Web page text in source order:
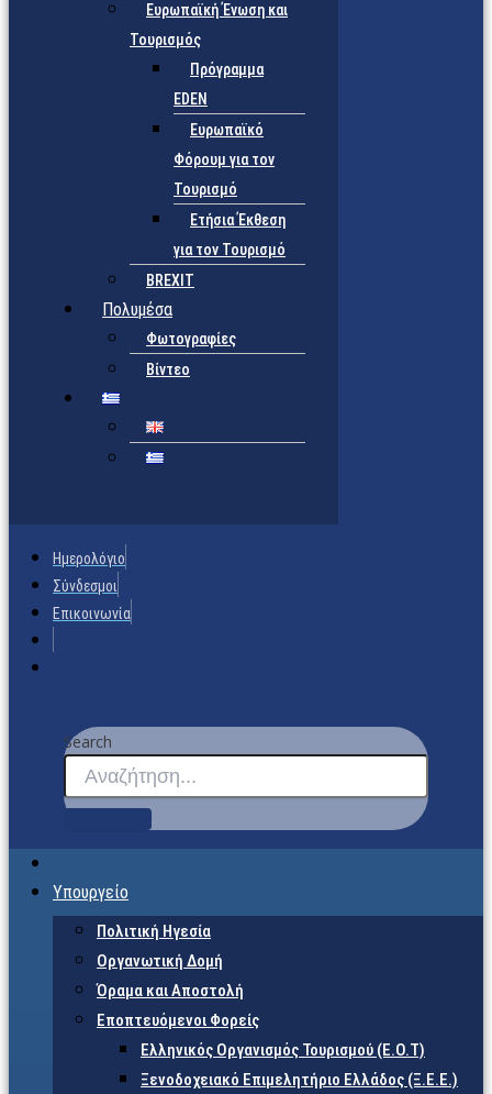
Ευρωπαϊκή Ένωση και
Τουρισμός
Πρόγραμμα
EDEN
Ευρωπαϊκό
Φόρουμ για τον
Τουρισμό
Ετήσια Έκθεση
για τον Τουρισμό
BREXIT
Πολυμέσα
Φωτογραφίες
Βίντεο
Ημερολόγιο
Σύνδεσμοι
Επικοινωνία
Search
Υπουργείο
Πολιτική Ηγεσία
Οργανωτική Δομή
Όραμα και Αποστολή
Εποπτευόμενοι Φορείς
Eλληνικός Οργανισμός Τουρισμού (Ε.Ο.Τ)
Ξενοδοχειακό Επιμελητήριο Ελλάδος (Ξ.Ε.Ε.)